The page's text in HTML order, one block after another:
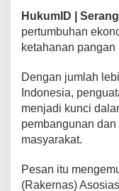
HukumID | Serang
pertumbuhan
ketahanan pangan
Dengan jumlah
Indonesia,
menjadi kunci
pembangunan
masyarakat.
Pesan itu
(Rakernas)